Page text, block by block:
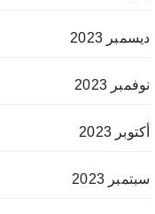
ديسمبر 2023
نوفمبر 2023
أكتوبر 2023
سبتمبر 2023